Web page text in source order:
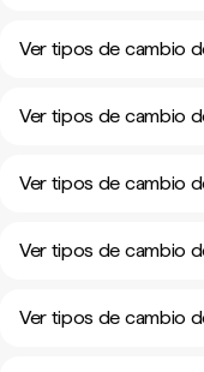
Ver tipos de cambio
Ver tipos de cambio
Ver tipos de cambio
Ver tipos de cambio
Ver tipos de cambio